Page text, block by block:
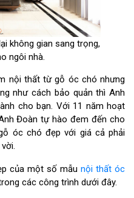
không gian sang trọng,
ngôi nhà.
nội thất từ gỗ óc chó nhưng
như cách bảo quản thì Anh
cho bạn. Với 11 năm hoạt
Đoàn tự hào đem đến cho
óc chó đẹp với giá cả phải
của một số mẫu nội thất óc
các công trình dưới đây.